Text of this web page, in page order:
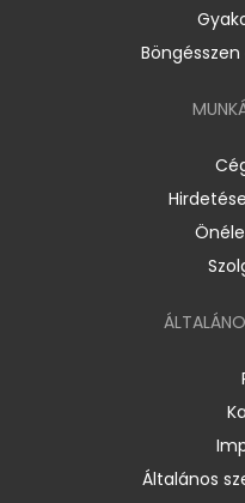
Általános